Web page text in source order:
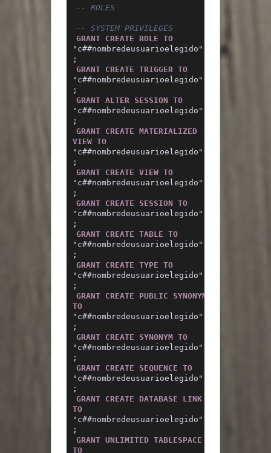
-- ROLES
-- SYSTEM PRIVILEGES
GRANT CREATE ROLE TO
"c##nombredeusuarioelegido"
;
GRANT CREATE TRIGGER TO
"c##nombredeusuarioelegido"
;
GRANT ALTER SESSION TO
"c##nombredeusuarioelegido"
;
GRANT CREATE MATERIALIZED
VIEW TO
"c##nombredeusuarioelegido"
;
GRANT CREATE VIEW TO
"c##nombredeusuarioelegido"
;
GRANT CREATE SESSION TO
"c##nombredeusuarioelegido"
;
GRANT CREATE TABLE TO
"c##nombredeusuarioelegido"
;
GRANT CREATE TYPE TO
"c##nombredeusuarioelegido"
;
GRANT CREATE PUBLIC
SYNONYM
TO
"c##nombredeusuarioelegido"
;
GRANT CREATE SYNONYM TO
"c##nombredeusuarioelegido"
;
GRANT CREATE SEQUENCE TO
"c##nombredeusuarioelegido"
;
GRANT CREATE DATABASE
LINK
TO
"c##nombredeusuarioelegido"
;
GRANT UNLIMITED TABLESPACE
TO